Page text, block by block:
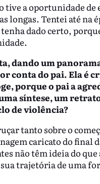
tive a oportunidade
longas. Tentei até na
dado certo,
dando um
conta do pai. Ela é
porque o pai a
síntese, um
de violência?
tanto sobre o
caricato do final
não têm ideia do
trajetória de uma